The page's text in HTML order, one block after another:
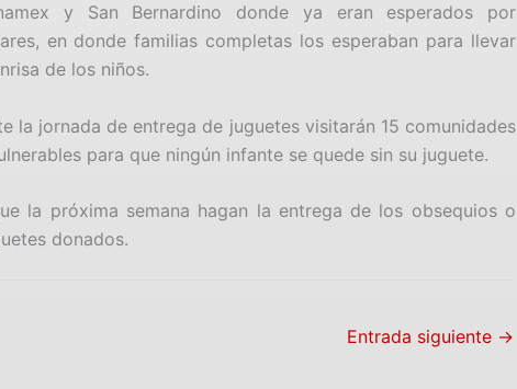
y San Bernardino donde ya eran esperados por
en donde familias completas los esperaban para llevar
de los niños.
la jornada de entrega de juguetes visitarán 15 comunidades
para que ningún infante se quede sin su juguete.
la próxima semana hagan la entrega de los obsequios o
donados.
Entrada siguiente →